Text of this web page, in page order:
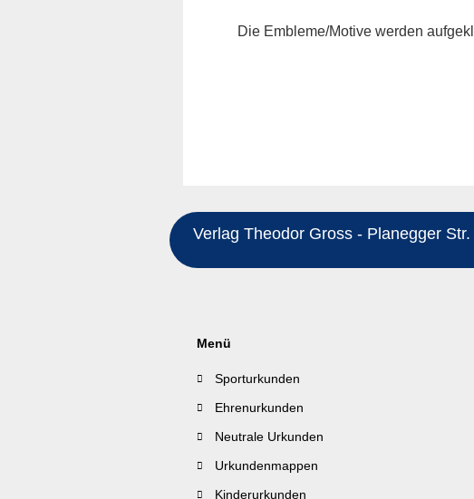
Die Embleme/Motive werden
Verlag Theodor Gross - Planegger
Menü
Sporturkunden
Ehrenurkunden
Neutrale Urkunden
Urkundenmappen
Kinderurkunden